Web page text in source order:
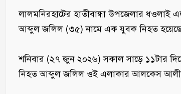
লালমনিরহাটের হাতীবান্ধা উপজেলার ধওলাই
আব্দুল জলিল (৩৫) নামে এক যুবক নিহত
‎শনিবার (২৭ জুন ২০২৬) সকাল সাড়ে ১১টার
‎নিহত আব্দুল জলিল ওই এলাকার আলকেস আলীর